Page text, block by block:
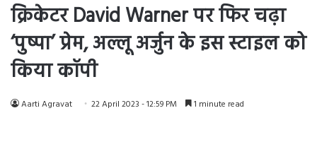
क्रिकेटर David Warner पर फिर चढ़ा
‘पुष्पा’ प्रेम, अल्लू अर्जुन के इस स्टाइल को
किया कॉपी
Aarti Agravat 22 April 2023 - 12:59 PM 1 minute read